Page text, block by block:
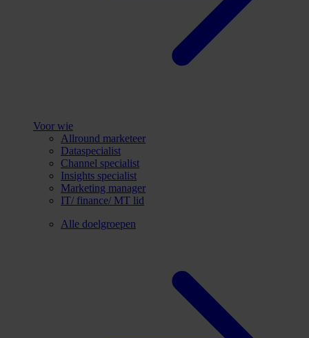
Voor wie
Allround marketeer
Dataspecialist
Channel specialist
Insights specialist
Marketing manager
IT/ finance/ MT lid
Alle doelgroepen